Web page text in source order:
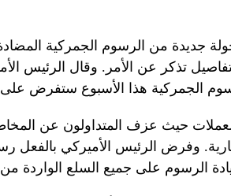
جديدة من الرسوم الجمركية المضادة
تفاصيل تذكر عن الأمر. وقال الرئيس
الجمركية هذا الأسبوع ستفرض على
حيث عزف المتداولون عن
وفرض الرئيس الأميركي بالفعل
الرسوم على جميع السلع الواردة